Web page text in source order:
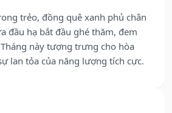
trẻo, đồng quê xanh phủ chân
đầu hạ bắt đầu ghé thăm, đem
này tượng trưng cho hòa
lan tỏa của năng lượng tích cực.